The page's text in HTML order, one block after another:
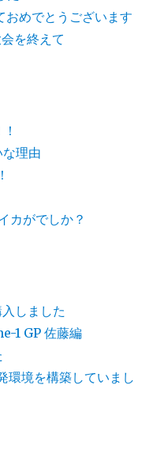
おめでとうございます
を終えて
理由
カがでしか？
しました
1 GP 佐藤編
環境を構築していまし